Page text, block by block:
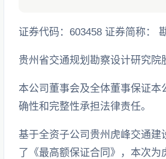
证券代码：603458 证券简称：
贵州省交通规划勘察设计研究院
本公司董事会及全体董事保证
确性和完整性承担法律责任。
基于全资子公司贵州虎峰交通建
了《最高额保证合同》，本次